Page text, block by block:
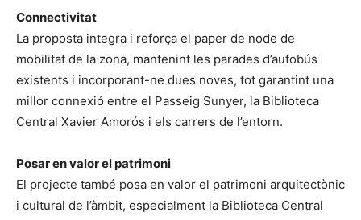
Connectivitat
La proposta integra i reforça el paper de node de
mobilitat de la zona, mantenint les parades d’autobús
existents i incorporant-ne dues noves, tot garantint una
millor connexió entre el Passeig Sunyer, la Biblioteca
Central Xavier Amorós i els carrers de l’entorn.
Posar en valor el patrimoni
El projecte també posa en valor el patrimoni arquitectònic
i cultural de l’àmbit, especialment la Biblioteca Central